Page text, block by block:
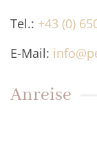
Tel.: +43 (0)
E-Mail:
Anreise